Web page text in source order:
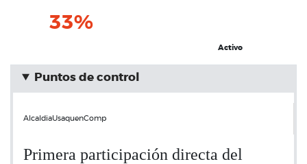
33%
Activo
Puntos de control
AlcaldiaUsaquenComp
Primera participación directa del